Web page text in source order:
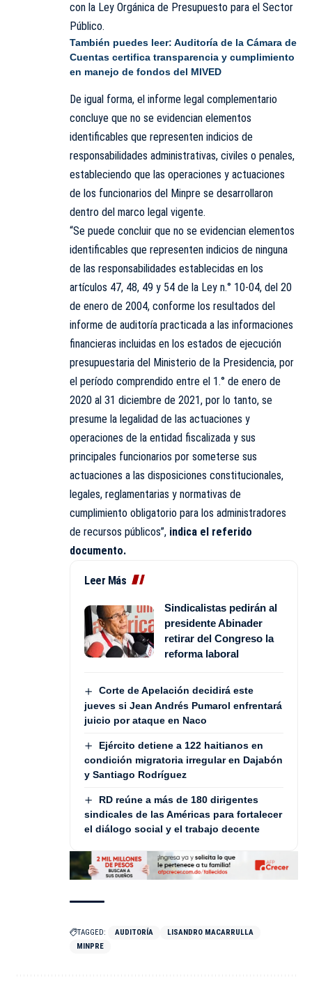
con la Ley Orgánica de Presupuesto para el Sector
Público.
También puedes leer: Auditoría de la Cámara de
Cuentas certifica transparencia y cumplimiento
en manejo de fondos del MIVED
De igual forma, el informe legal complementario
concluye que no se evidencian elementos
identificables que representen indicios de
responsabilidades administrativas, civiles o penales,
estableciendo que las operaciones y actuaciones
de los funcionarios del Minpre se desarrollaron
dentro del marco legal vigente.
“Se puede concluir que no se evidencian elementos
identificables que representen indicios de ninguna
de las responsabilidades establecidas en los
artículos 47, 48, 49 y 54 de la Ley n.° 10-04, del 20
de enero de 2004, conforme los resultados del
informe de auditoría practicada a las informaciones
financieras incluidas en los estados de ejecución
presupuestaria del Ministerio de la Presidencia, por
el período comprendido entre el 1.° de enero de
2020 al 31 diciembre de 2021, por lo tanto, se
presume la legalidad de las actuaciones y
operaciones de la entidad fiscalizada y sus
principales funcionarios por someterse sus
actuaciones a las disposiciones constitucionales,
legales, reglamentarias y normativas de
cumplimiento obligatorio para los administradores
de recursos públicos”, indica el referido
documento.
Leer Más
Sindicalistas pedirán al
presidente Abinader
retirar del Congreso la
reforma laboral
Corte de Apelación decidirá este
jueves si Jean Andrés Pumarol enfrentará
juicio por ataque en Naco
Ejército detiene a 122 haitianos en
condición migratoria irregular en Dajabón
y Santiago Rodríguez
RD reúne a más de 180 dirigentes
sindicales de las Américas para fortalecer
el diálogo social y el trabajo decente
TAGGED: AUDITORÍA
LISANDRO MACARRULLA
MINPRE